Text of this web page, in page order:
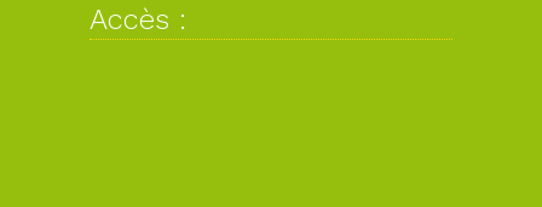
Accès :